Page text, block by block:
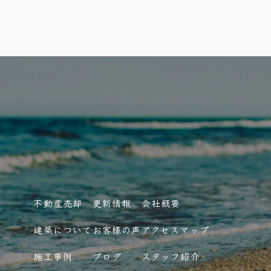
不動産売却
建築について
施工事例
更新情報
お客様の声
ブログ
会社概要
アクセスマップ
スタッフ紹介